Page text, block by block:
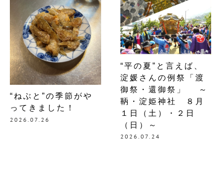
“ねぶと”の季節がや
ってきました！
2026.07.26
“平の夏”と言えば、
淀媛さんの例祭「渡
御祭・還御祭」 ～
鞆・淀姫神社 ８月
１日（土）・２日
（日）～
2026.07.24